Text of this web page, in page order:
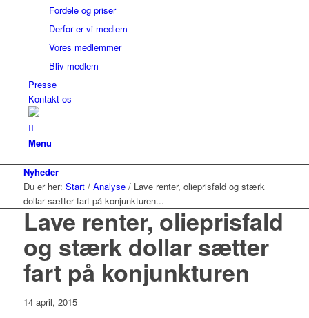
Fordele og priser
Derfor er vi medlem
Vores medlemmer
Bliv medlem
Presse
Kontakt os
Menu
Nyheder
Du er her: Start / Analyse / Lave renter, olieprisfald og stærk
dollar sætter fart på konjunkturen...
Lave renter, olieprisfald
og stærk dollar sætter
fart på konjunkturen
14 april, 2015